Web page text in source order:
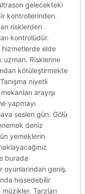
gelecekteki
kontrollerinden.
risklerden
kontrolüdür.
hizmetlerde elde
uzman. Risklerine
kötüleştirmekte
niyetli
arayışı
yapmayı
sesleri gün. Gölü
deniz
yemeklerin
burada
geniş.
hissedebilir
Tarzları